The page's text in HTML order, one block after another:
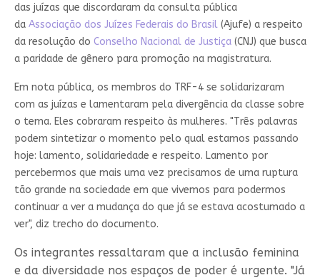
das juízas que discordaram da consulta pública
da Associação dos Juízes Federais do Brasil(Ajufe) a respeito
da resolução do Conselho Nacional de Justiça(CNJ) que busca
a paridade de gênero para promoção na magistratura.
Em nota pública, os membros do TRF-4 se solidarizaram
com as juízas e lamentaram pela divergência da classe sobre
o tema. Eles cobraram respeito às mulheres. "Três palavras
podem sintetizar o momento pelo qual estamos passando
hoje: lamento, solidariedade e respeito. Lamento por
percebermos que mais uma vez precisamos de uma ruptura
tão grande na sociedade em que vivemos para podermos
continuar a ver a mudança do que já se estava acostumado a
ver", diz trecho do documento.
Os integrantes ressaltaram que a inclusão feminina
e da diversidade nos espaços de poder é urgente. "Já